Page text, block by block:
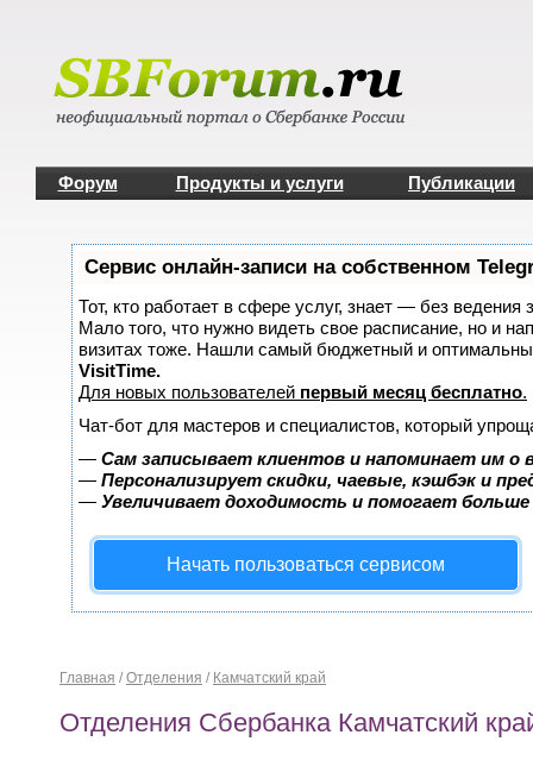
Форум Продукты и услуги Публикации
Сервис онлайн-записи на собственном
Тот, кто работает в сфере услуг, знает — без ведения
Мало того, что нужно видеть свое расписание, но и
визитах тоже. Нашли самый бюджетный и
VisitTime.
Для новых пользователей первый месяц бесплатно.
Чат-бот для мастеров и специалистов, который
— Сам записывает клиентов и напоминает им о
— Персонализирует скидки, чаевые, кэшбэк и
— Увеличивает доходимость и помогает
Начать пользоваться сервисом
Главная / Отделения / Камчатский край
Отделения Сбербанка Камчатский